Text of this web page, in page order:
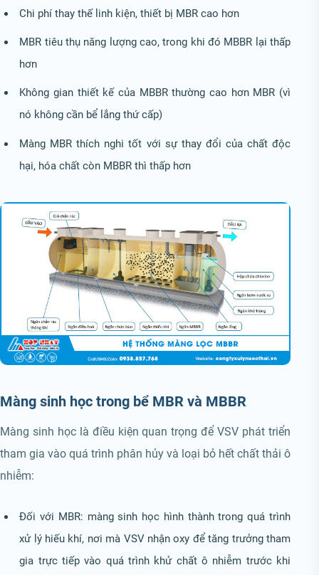
Chi phí thay thế linh kiện, thiết bị MBR cao hơn
MBR tiêu thụ năng lượng cao, trong khi đó MBBR lại thấp
hơn
Không gian thiết kế của MBBR thường cao hơn MBR (vì
nó không cần bể lắng thứ cấp)
Màng MBR thích nghi tốt với sự thay đổi của chất độc
hại, hóa chất còn MBBR thì thấp hơn
Màng sinh học trong bể MBR và MBBR
Màng sinh học là điều kiện quan trọng để VSV phát triển
tham gia vào quá trình phân hủy và loại bỏ hết chất thải ô
nhiễm:
Đối với MBR: màng sinh học hình thành trong quá trình
xử lý hiếu khí, nơi mà VSV nhận oxy để tăng trưởng tham
gia trực tiếp vào quá trình khử chất ô nhiễm trước khi